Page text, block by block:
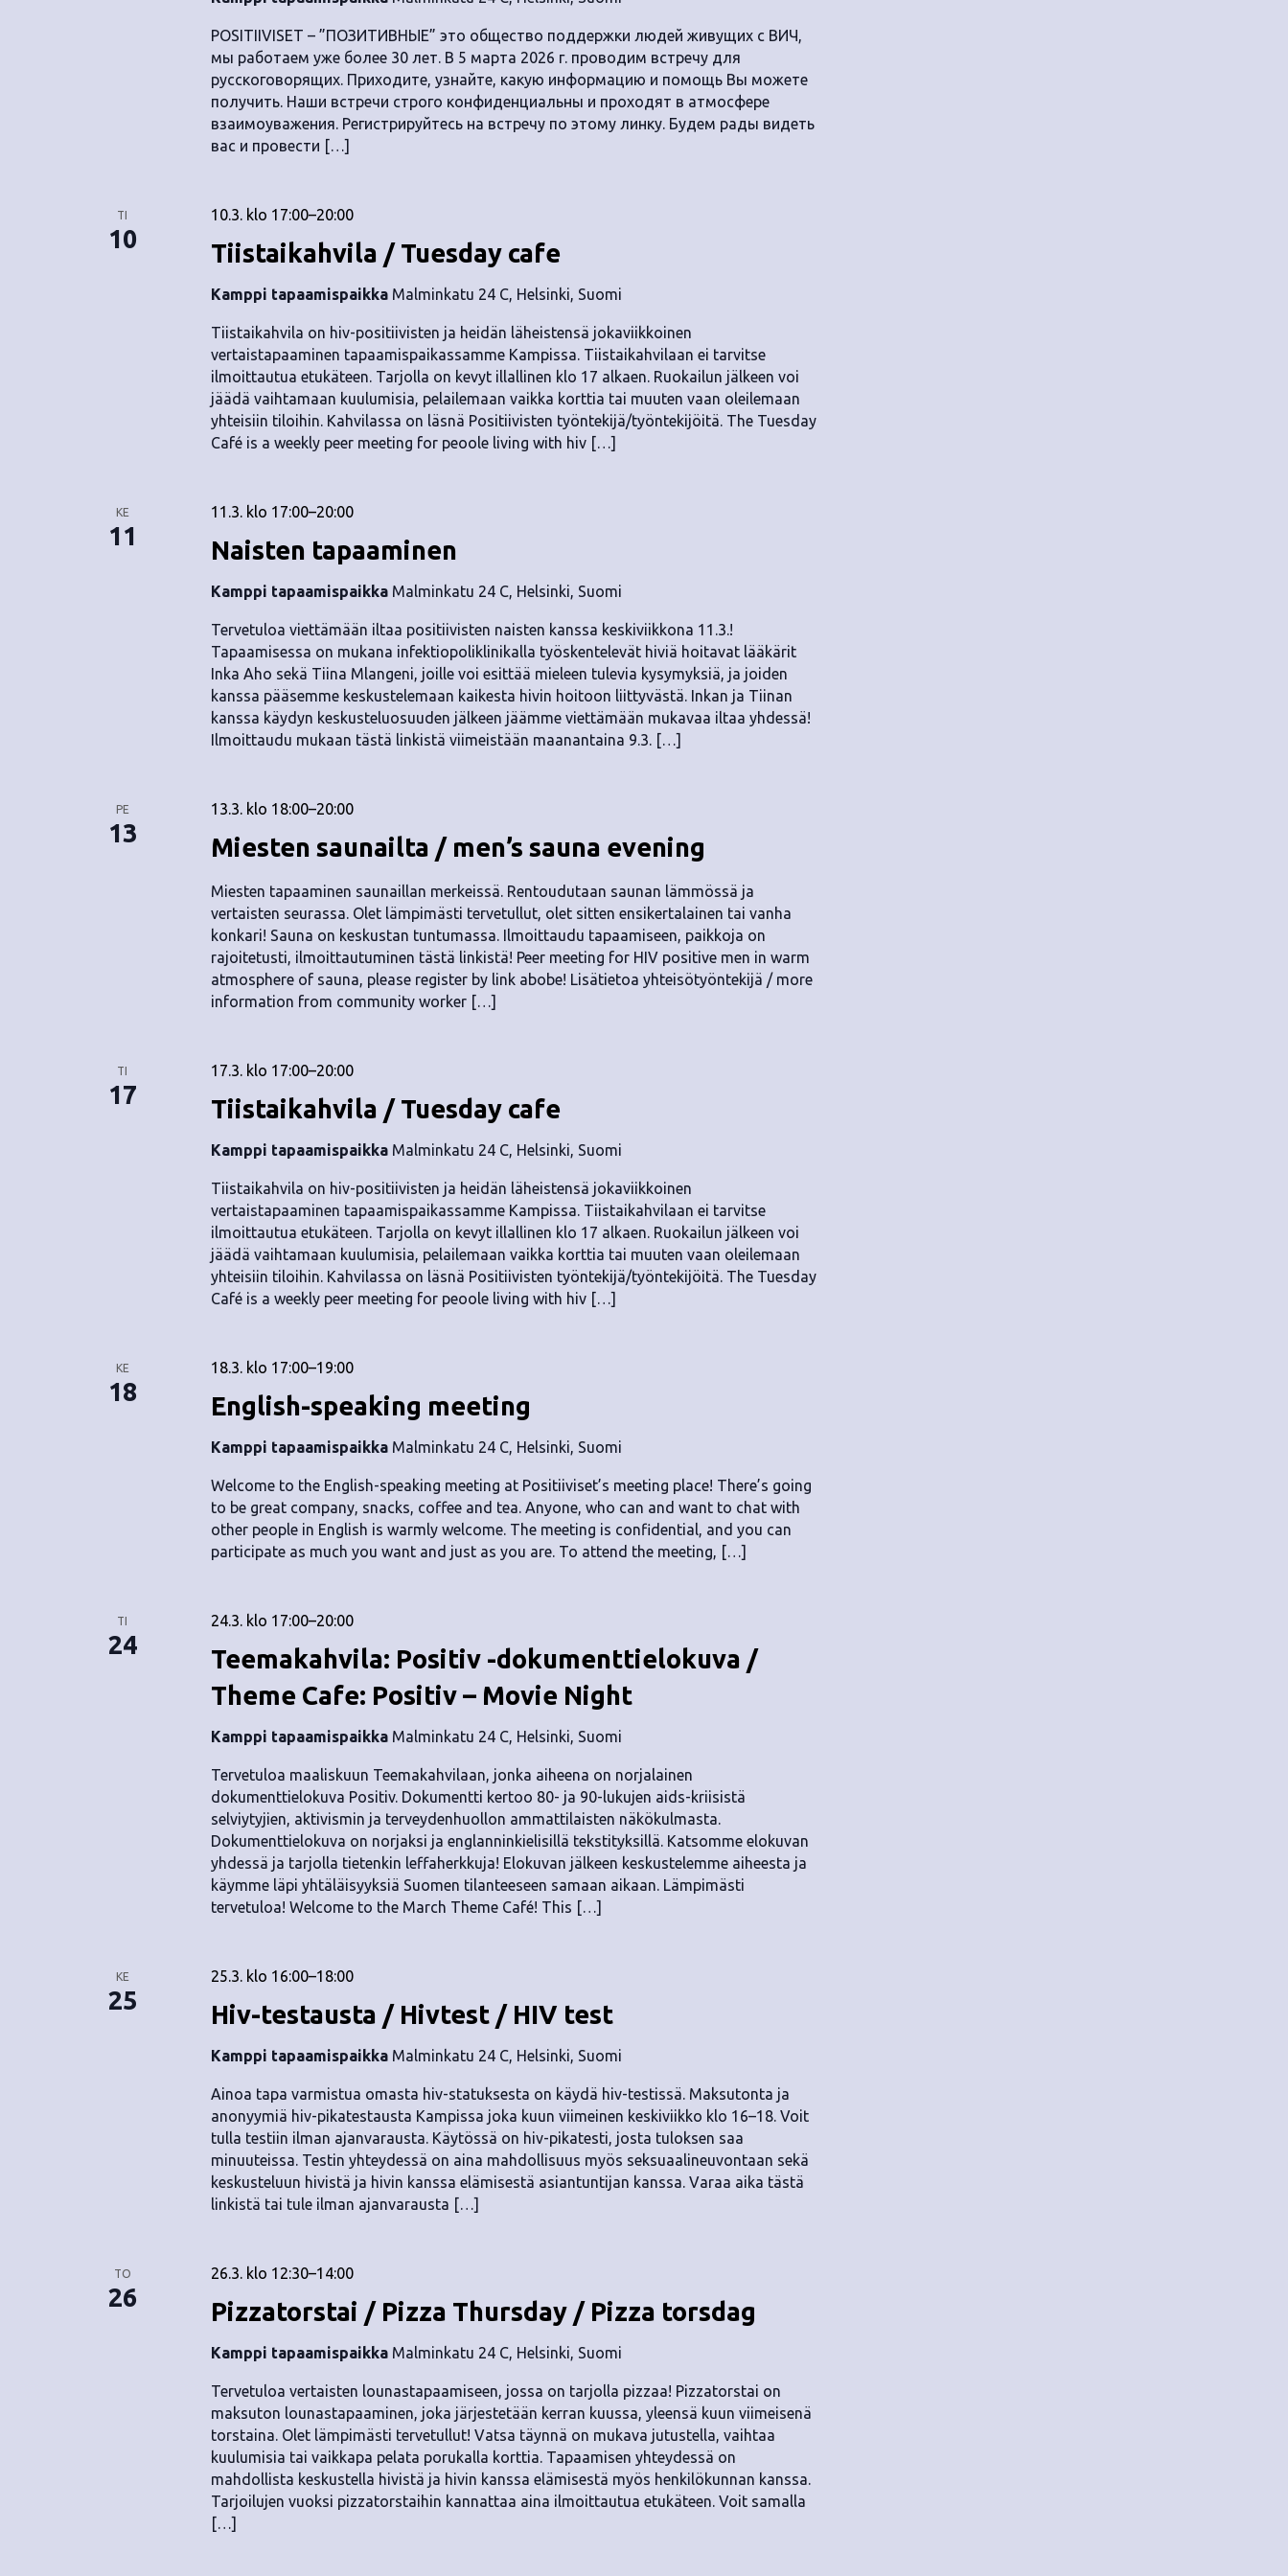
POSITIIVISET – ”ПОЗИТИВНЫЕ” это общество поддержки людей живущих с ВИЧ,
мы работаем уже более 30 лет. В 5 марта 2026 г. проводим встречу для
русскоговорящих. Приходите, узнайте, какую информацию и помощь Вы можете
получить. Наши встречи строго конфиденциальны и проходят в атмосфере
взаимоуважения. Регистрируйтесь на встречу по этому линку. Будем рады видеть
вас и провести […]
TI
10 Tiistaikahvila / Tuesday cafe
10.3. klo 17:00–20:00
Kamppi tapaamispaikka Malminkatu 24 C, Helsinki, Suomi
Tiistaikahvila on hiv-positiivisten ja heidän läheistensä jokaviikkoinen
vertaistapaaminen tapaamispaikassamme Kampissa. Tiistaikahvilaan ei tarvitse
ilmoittautua etukäteen. Tarjolla on kevyt illallinen klo 17 alkaen. Ruokailun jälkeen voi
jäädä vaihtamaan kuulumisia, pelailemaan vaikka korttia tai muuten vaan oleilemaan
yhteisiin tiloihin. Kahvilassa on läsnä Positiivisten työntekijä/työntekijöitä. The Tuesday
Café is a weekly peer meeting for peoole living with hiv […]
KE
11 Naisten tapaaminen
11.3. klo 17:00–20:00
Kamppi tapaamispaikka Malminkatu 24 C, Helsinki, Suomi
Tervetuloa viettämään iltaa positiivisten naisten kanssa keskiviikkona 11.3.!
Tapaamisessa on mukana infektiopoliklinikalla työskentelevät hiviä hoitavat lääkärit
Inka Aho sekä Tiina Mlangeni, joille voi esittää mieleen tulevia kysymyksiä, ja joiden
kanssa pääsemme keskustelemaan kaikesta hivin hoitoon liittyvästä. Inkan ja Tiinan
kanssa käydyn keskusteluosuuden jälkeen jäämme viettämään mukavaa iltaa yhdessä!
Ilmoittaudu mukaan tästä linkistä viimeistään maanantaina 9.3. […]
PE
13 Miesten saunailta / men’s sauna evening
13.3. klo 18:00–20:00
Miesten tapaaminen saunaillan merkeissä. Rentoudutaan saunan lämmössä ja
vertaisten seurassa. Olet lämpimästi tervetullut, olet sitten ensikertalainen tai vanha
konkari! Sauna on keskustan tuntumassa. Ilmoittaudu tapaamiseen, paikkoja on
rajoitetusti, ilmoittautuminen tästä linkistä! Peer meeting for HIV positive men in warm
atmosphere of sauna, please register by link abobe! Lisätietoa yhteisötyöntekijä / more
information from community worker […]
TI
17 Tiistaikahvila / Tuesday cafe
17.3. klo 17:00–20:00
Kamppi tapaamispaikka Malminkatu 24 C, Helsinki, Suomi
Tiistaikahvila on hiv-positiivisten ja heidän läheistensä jokaviikkoinen
vertaistapaaminen tapaamispaikassamme Kampissa. Tiistaikahvilaan ei tarvitse
ilmoittautua etukäteen. Tarjolla on kevyt illallinen klo 17 alkaen. Ruokailun jälkeen voi
jäädä vaihtamaan kuulumisia, pelailemaan vaikka korttia tai muuten vaan oleilemaan
yhteisiin tiloihin. Kahvilassa on läsnä Positiivisten työntekijä/työntekijöitä. The Tuesday
Café is a weekly peer meeting for peoole living with hiv […]
KE
18 English-speaking meeting
18.3. klo 17:00–19:00
Kamppi tapaamispaikka Malminkatu 24 C, Helsinki, Suomi
Welcome to the English-speaking meeting at Positiiviset’s meeting place! There’s going
to be great company, snacks, coffee and tea. Anyone, who can and want to chat with
other people in English is warmly welcome. The meeting is confidential, and you can
participate as much you want and just as you are. To attend the meeting, […]
TI
24
Teemakahvila: Positiv -dokumenttielokuva /
Theme Cafe: Positiv – Movie Night
24.3. klo 17:00–20:00
Kamppi tapaamispaikka Malminkatu 24 C, Helsinki, Suomi
Tervetuloa maaliskuun Teemakahvilaan, jonka aiheena on norjalainen
dokumenttielokuva Positiv. Dokumentti kertoo 80- ja 90-lukujen aids-kriisistä
selviytyjien, aktivismin ja terveydenhuollon ammattilaisten näkökulmasta.
Dokumenttielokuva on norjaksi ja englanninkielisillä tekstityksillä. Katsomme elokuvan
yhdessä ja tarjolla tietenkin leffaherkkuja! Elokuvan jälkeen keskustelemme aiheesta ja
käymme läpi yhtäläisyyksiä Suomen tilanteeseen samaan aikaan. Lämpimästi
tervetuloa! Welcome to the March Theme Café! This […]
KE
25 Hiv-testausta / Hivtest / HIV test
25.3. klo 16:00–18:00
Kamppi tapaamispaikka Malminkatu 24 C, Helsinki, Suomi
Ainoa tapa varmistua omasta hiv-statuksesta on käydä hiv-testissä. Maksutonta ja
anonyymiä hiv-pikatestausta Kampissa joka kuun viimeinen keskiviikko klo 16–18. Voit
tulla testiin ilman ajanvarausta. Käytössä on hiv-pikatesti, josta tuloksen saa
minuuteissa. Testin yhteydessä on aina mahdollisuus myös seksuaalineuvontaan sekä
keskusteluun hivistä ja hivin kanssa elämisestä asiantuntijan kanssa. Varaa aika tästä
linkistä tai tule ilman ajanvarausta […]
TO
26 Pizzatorstai / Pizza Thursday / Pizza torsdag
26.3. klo 12:30–14:00
Kamppi tapaamispaikka Malminkatu 24 C, Helsinki, Suomi
Tervetuloa vertaisten lounastapaamiseen, jossa on tarjolla pizzaa! Pizzatorstai on
maksuton lounastapaaminen, joka järjestetään kerran kuussa, yleensä kuun viimeisenä
torstaina. Olet lämpimästi tervetullut! Vatsa täynnä on mukava jutustella, vaihtaa
kuulumisia tai vaikkapa pelata porukalla korttia. Tapaamisen yhteydessä on
mahdollista keskustella hivistä ja hivin kanssa elämisestä myös henkilökunnan kanssa.
Tarjoilujen vuoksi pizzatorstaihin kannattaa aina ilmoittautua etukäteen. Voit samalla
[…]